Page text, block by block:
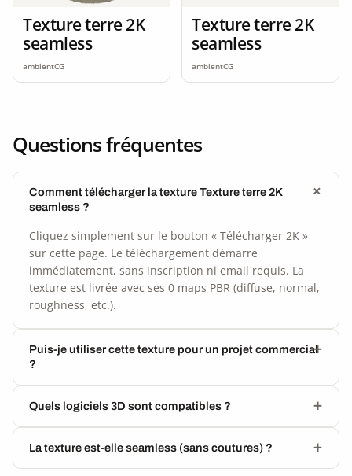
Texture terre 2K
seamless
ambientCG
Texture terre 2K
seamless
ambientCG
Questions fréquentes
Comment télécharger la texture Texture terre 2K
seamless ?
Cliquez simplement sur le bouton « Télécharger 2K »
sur cette page. Le téléchargement démarre
immédiatement, sans inscription ni email requis. La
texture est livrée avec ses 0 maps PBR (diffuse, normal,
roughness, etc.).
Puis-je utiliser cette texture pour un projet commercial
?
Quels logiciels 3D sont compatibles ?
La texture est-elle seamless (sans coutures) ?